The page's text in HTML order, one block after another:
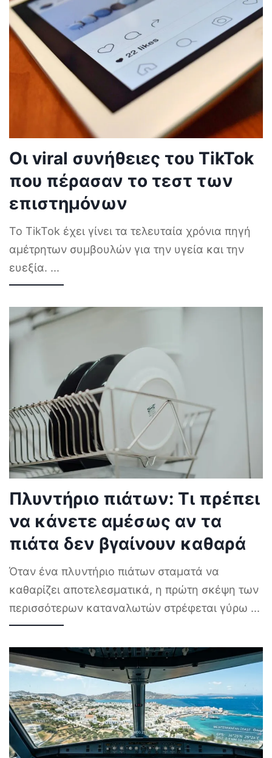
Οι viral συνήθειες του TikTok
που πέρασαν το τεστ των
επιστημόνων
Το TikTok έχει γίνει τα τελευταία χρόνια πηγή
αμέτρητων συμβουλών για την υγεία και την
ευεξία. ...
Πλυντήριο πιάτων: Τι πρέπει
να κάνετε αμέσως αν τα
πιάτα δεν βγαίνουν καθαρά
Όταν ένα πλυντήριο πιάτων σταματά να
καθαρίζει αποτελεσματικά, η πρώτη σκέψη των
περισσότερων καταναλωτών στρέφεται γύρω ...